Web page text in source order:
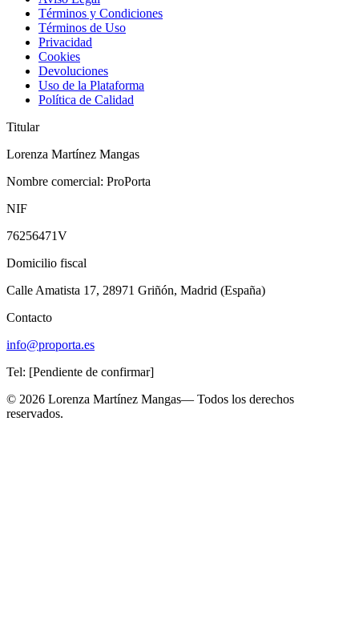
Términos y Condiciones
Términos de Uso
Privacidad
Cookies
Devoluciones
Uso de la Plataforma
Política de Calidad
Titular
Lorenza Martínez Mangas
Nombre comercial: ProPorta
NIF
76256471V
Domicilio fiscal
Calle Amatista 17, 28971 Griñón, Madrid (España)
Contacto
info@proporta.es
Tel: [Pendiente de confirmar]
© 2026 Lorenza Martínez Mangas— Todos los derechos
reservados.